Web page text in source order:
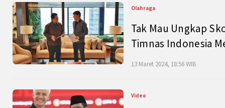
Olahraga
Tak Mau Ungkap
Timnas Indonesia
13 Maret 2024, 18:56 WIB
Video